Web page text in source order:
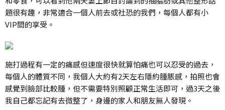
題很有趣，非常適合一個人前去或社恐的我們，每個人都有小
VIP間的享受。
施打過程有一定的痛感但速度很快就算怕痛也可以忍受的過去，
每個人的體質不同，我個人大約有2天左右隱約腫脹感，拍照也會
感覺到臉部比較腫，但不需要特別照顧正常生活即可，過3天之後
我自己都忘記有去微整了，身邊的家人和朋友無人發現。